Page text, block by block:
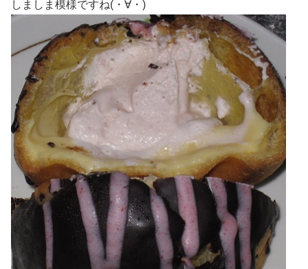
しましま模様ですね(・∀・)